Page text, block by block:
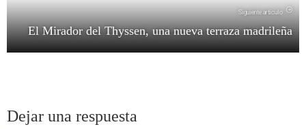
Siguiente artículo
El Mirador del Thyssen, una nueva terraza madrileña
Dejar una respuesta